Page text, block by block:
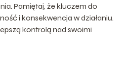
Pamiętaj, że kluczem do
i konsekwencja w działaniu.
kontrolą nad swoimi